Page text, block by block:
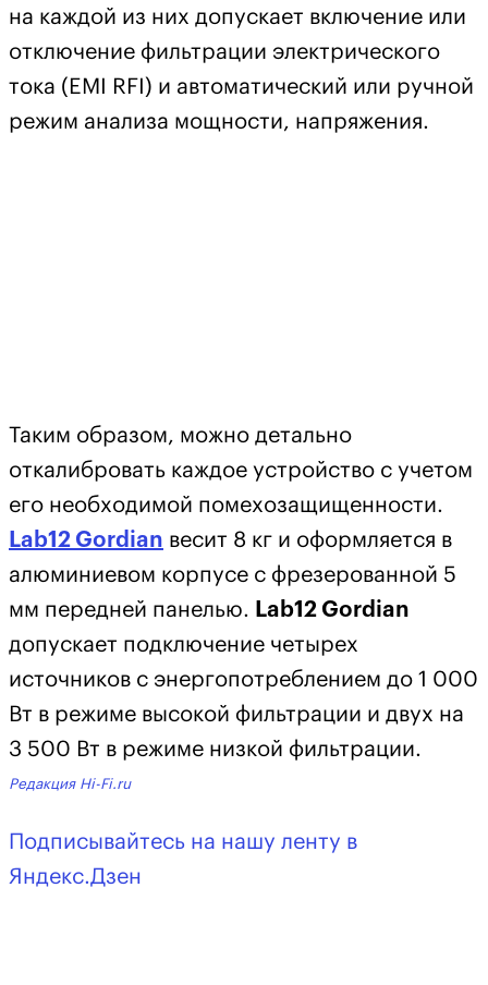
на каждой из них допускает включение или
отключение фильтрации электрического
тока (EMI RFI) и автоматический или ручной
режим анализа мощности, напряжения.
Таким образом, можно детально
откалибровать каждое устройство с учетом
его необходимой помехозащищенности.
Lab12 Gordian весит 8 кг и оформляется в
алюминиевом корпусе с фрезерованной 5
мм передней панелью. Lab12 Gordian
допускает подключение четырех
источников с энергопотреблением до 1 000
Вт в режиме высокой фильтрации и двух на
3 500 Вт в режиме низкой фильтрации.
Редакция Hi-Fi.ru
Подписывайтесь на нашу ленту в
Яндекс.Дзен